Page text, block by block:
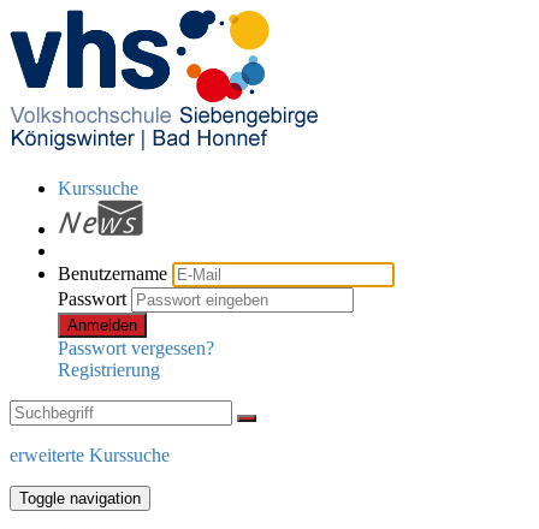
Kurssuche
Benutzername
Passwort
Anmelden
Passwort vergessen?
Registrierung
erweiterte Kurssuche
Toggle navigation